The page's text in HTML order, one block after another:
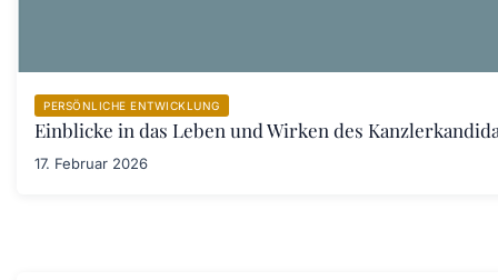
PERSÖNLICHE ENTWICKLUNG
Einblicke in das Leben und Wirken des
17. Februar 2026